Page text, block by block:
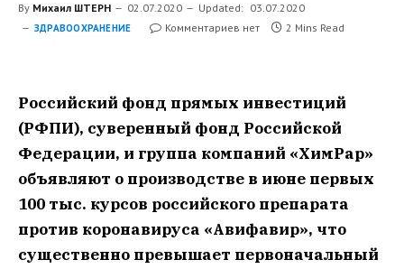
By Михаил ШТЕРН 02.07.2020 Updated: 03.07.2020
ЗДРАВООХРАНЕНИЕ Комментариев нет 2 Mins Read
Российский фонд прямых инвестиций
(РФПИ), суверенный фонд Российской
Федерации, и группа компаний «ХимРар»
объявляют о производстве в июне первых
100 тыс. курсов российского препарата
против коронавируса «Авифавир», что
существенно превышает первоначальный